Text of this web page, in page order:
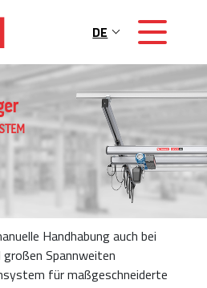
DE
Handhabung auch bei
Spannweiten
für maßgeschneiderte